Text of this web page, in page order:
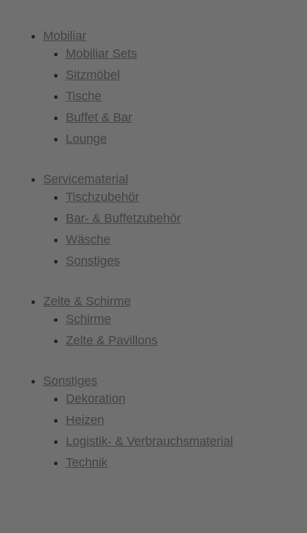
Mobiliar
Mobiliar Sets
Sitzmöbel
Tische
Buffet & Bar
Lounge
Servicematerial
Tischzubehör
Bar- & Buffetzubehör
Wäsche
Sonstiges
Zelte & Schirme
Schirme
Zelte & Pavillons
Sonstiges
Dekoration
Heizen
Logistik- & Verbrauchsmaterial
Technik